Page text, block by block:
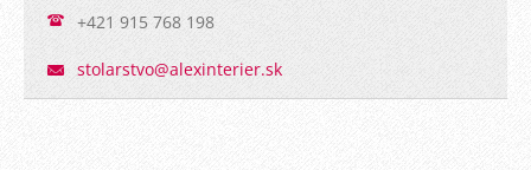
+421 915 768 198
stolarstvo@alexinterier.sk